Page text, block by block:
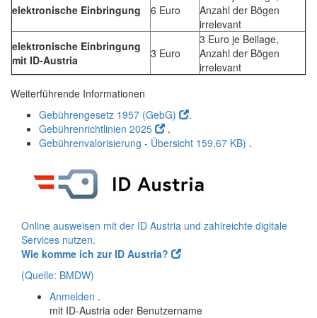
elektronische Einbringung 6 Euro
Anzahl der Bögen
irrelevant
elektronische Einbringung
mit ID-Austria 3 Euro
3 Euro je Beilage,
Anzahl der Bögen
irrelevant
Weiterführende Informationen
Gebührengesetz 1957 (GebG)
.
Gebührenrichtlinien 2025
.
Gebührenvalorisierung - Übersicht 159,67 KB) .
Online ausweisen mit der ID Austria und zahlreichte digitale
Services nutzen.
Wie komme ich zur ID Austria?
(Quelle: BMDW)
Anmelden .
mit ID-Austria oder Benutzername